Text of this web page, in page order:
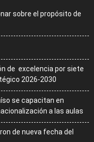
sobre el propósito de
de excelencia por siete
2026-2030
se capacitan en
a las aulas
de nueva fecha del